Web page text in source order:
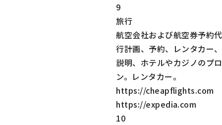
9
旅行
航空会社および航空券予約
行計画、予約、レンタカー
説明、ホテルやカジノのプ
ン。レンタカー。
https://cheapflights.com
https://expedia.com
10